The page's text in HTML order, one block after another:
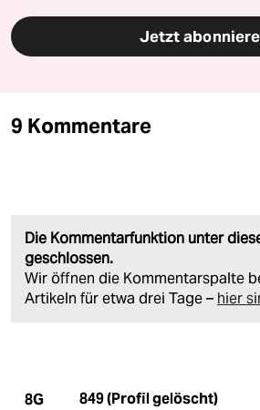
Jetzt
9 Kommentare
Die Kommentarfunktion unter
geschlossen.
Wir öffnen die Kommentarspalte
Artikeln für etwa drei Tage – hier
8G 849 (Profil gelöscht)